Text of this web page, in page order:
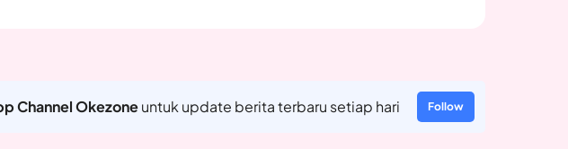
Channel Okezoneuntuk update berita terbaru setiap hari Follow